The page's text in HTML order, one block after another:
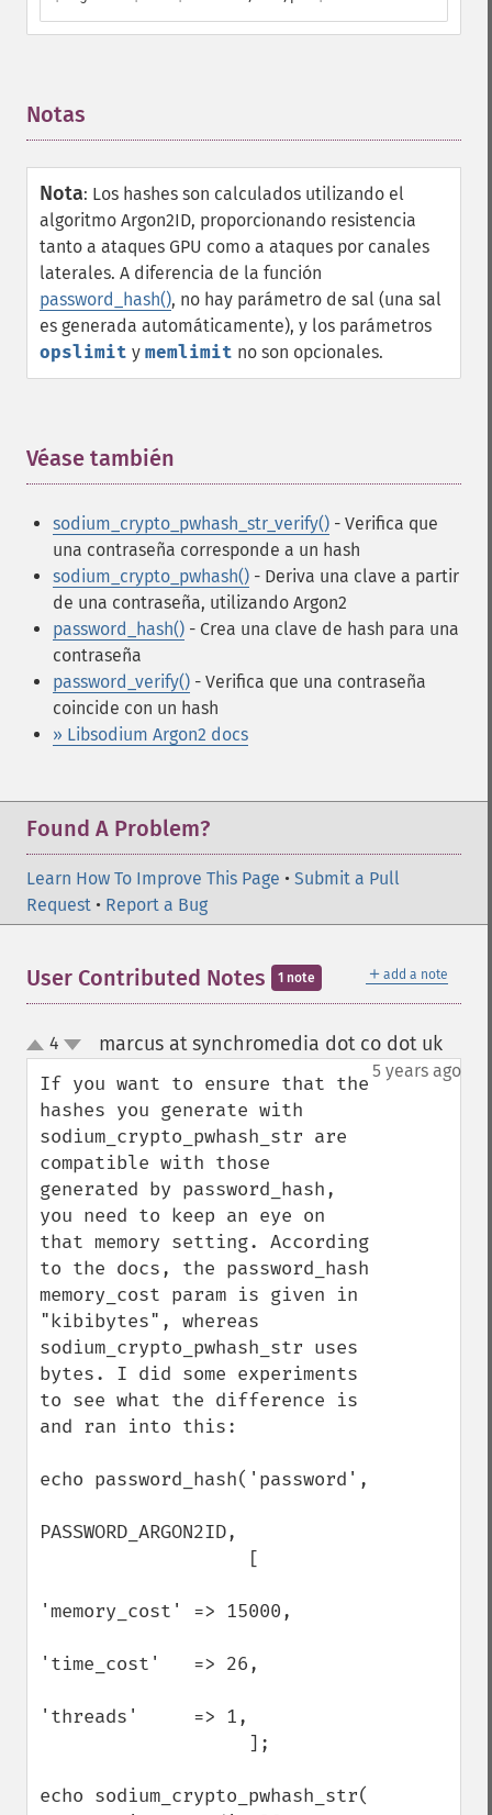
Notas
Nota: Los hashes son calculados utilizando el
algoritmo Argon2ID, proporcionando resistencia
tanto a ataques GPU como a ataques por canales
laterales. A diferencia de la función
password_hash(), no hay parámetro de sal (una sal
es generada automáticamente), y los parámetros
opslimit y memlimit no son opcionales.
Véase también
sodium_crypto_pwhash_str_verify() - Verifica que
una contraseña corresponde a un hash
sodium_crypto_pwhash() - Deriva una clave a partir
de una contraseña, utilizando Argon2
password_hash() - Crea una clave de hash para una
contraseña
password_verify() - Verifica que una contraseña
coincide con un hash
» Libsodium Argon2 docs
Found A Problem?
Learn How To Improve This Page • Submit a Pull
Request • Report a Bug
＋ add a note
User Contributed Notes 1 note
up
down
4 marcus at synchromedia dot co dot uk¶
5 years ago
If you want to ensure that the
hashes you generate with
sodium_crypto_pwhash_str are
compatible with those
generated by password_hash,
you need to keep an eye on
that memory setting. According
to the docs, the password_hash
memory_cost param is given in
"kibibytes", whereas
sodium_crypto_pwhash_str uses
bytes. I did some experiments
to see what the difference is
and ran into this:
echo password_hash('password',
PASSWORD_ARGON2ID,
'memory_cost' => 15000,
'time_cost'   => 26,
'threads'     => 1,
echo sodium_crypto_pwhash_str(